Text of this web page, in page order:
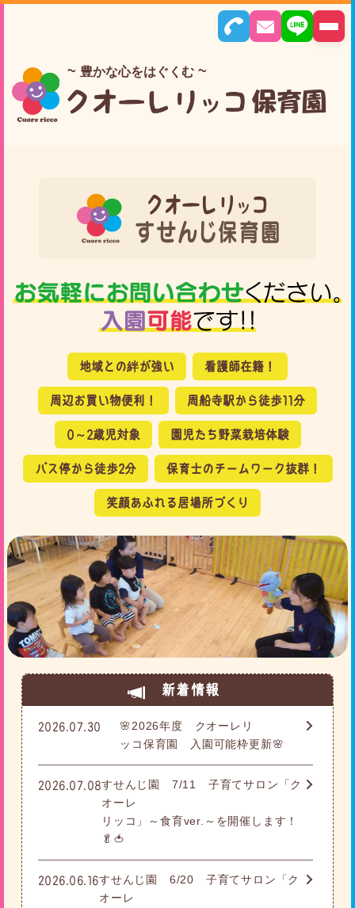
豊かな心をはぐくむ
地域との絆が強い 看護師在籍！
周辺お買い物便利！ 周船寺駅から徒歩11分
0～2歳児対象 園児たち野菜栽培体験
バス停から徒歩2分 保育士のチームワーク抜群！
笑顔あふれる居場所づくり
新着情報
2026.07.30
🌸2026年度 クオーレリ
ッコ保育園 入園可能枠更新🌸
2026.07.08すせんじ園 7/11 子育てサロン「ク
オーレ
リッコ」～食育ver.～を開催します！
🥬🍅
2026.06.16すせんじ園 6/20 子育てサロン「ク
オーレ